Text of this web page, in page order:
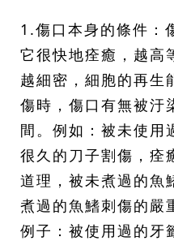
1.傷口本身的條件：
它很快地痊癒，越高
越細密，細胞的再生
傷時，傷口有無被汙
間。例如：被未使用
很久的刀子割傷，痊
道理，被未煮過的魚
煮過的魚鰭刺傷的嚴
例子：被使用過的牙